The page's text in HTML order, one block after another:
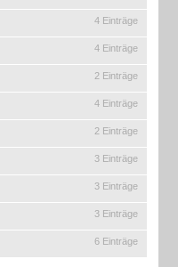
4 Einträge
4 Einträge
2 Einträge
4 Einträge
2 Einträge
3 Einträge
3 Einträge
3 Einträge
6 Einträge